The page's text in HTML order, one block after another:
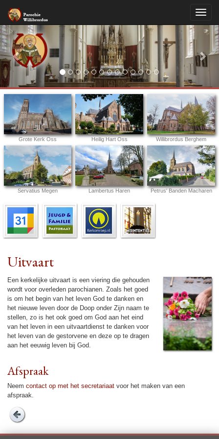
Previous
Grote Kerk Oss Heilig Hart Oss Willibrordus Berghem
Servatius Megen Lambertus Haren Petrus' Banden Macharen
Uitvaart
Een ker­ke­lijke uit­vaart is een vie­ring die gehou­den
wordt voor overle­den pa­ro­chi­anen. Zoals het goed
is om het begin van het leven God te danken en
het nieuwe leven door de Doop onder Zijn naam te
stellen, zo is het ook goed om God aan het eind
van het leven in een uit­vaart­dienst te danken voor
het leven van de gestorvene en deze op te dragen
aan het eeuwig leven bij God.
Afspraak
Neem contact op met het se­cre­ta­riaat voor het maken van een
afspraak.